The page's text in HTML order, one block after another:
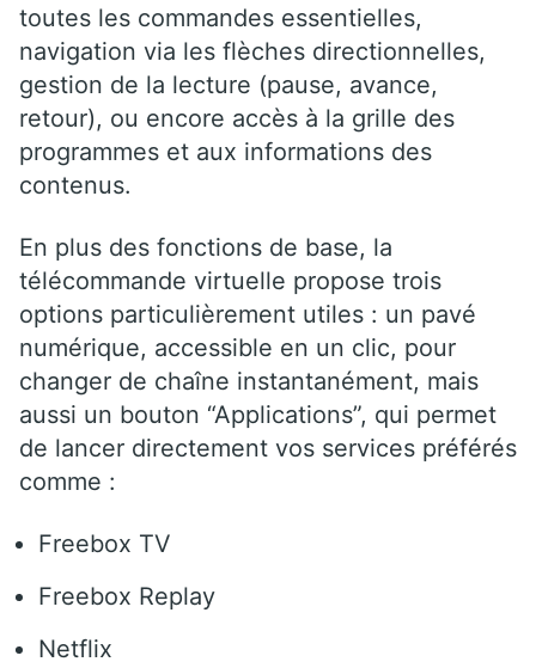
toutes les commandes essentielles,
navigation via les flèches directionnelles,
gestion de la lecture (pause, avance,
retour), ou encore accès à la grille des
programmes et aux informations des
contenus.
En plus des fonctions de base, la
télécommande virtuelle propose trois
options particulièrement utiles : un pavé
numérique, accessible en un clic, pour
changer de chaîne instantanément, mais
aussi un bouton “Applications”, qui permet
de lancer directement vos services préférés
comme :
Freebox TV
Freebox Replay
Netflix